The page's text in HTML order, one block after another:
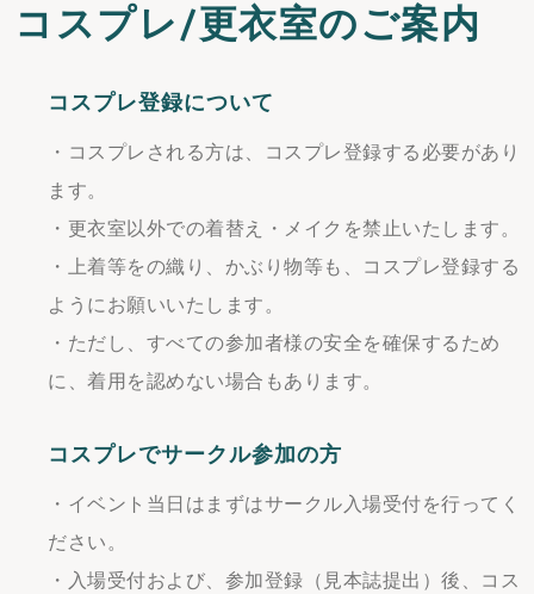
コスプレ/更衣室のご案内
コスプレ登録について
・コスプレされる方は、コスプレ登録する必要があり
ます。
・更衣室以外での着替え・メイクを禁止いたします。
・上着等をの織り、かぶり物等も、コスプレ登録する
ようにお願いいたします。
・ただし、すべての参加者様の安全を確保するため
に、着用を認めない場合もあります。
コスプレでサークル参加の方
・イベント当日はまずはサークル入場受付を行ってく
ださい。
・入場受付および、参加登録（見本誌提出）後、コス